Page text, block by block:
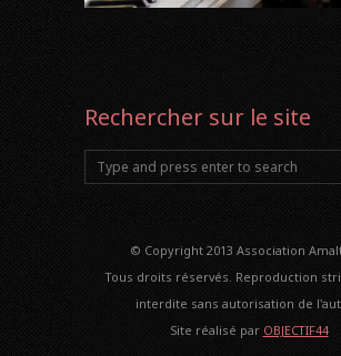
Rechercher sur le site
© Copyright 2013 Association
Tous droits réservés. Reproduction
interdite sans autorisation de
Site réalisé par OBJECTIF44